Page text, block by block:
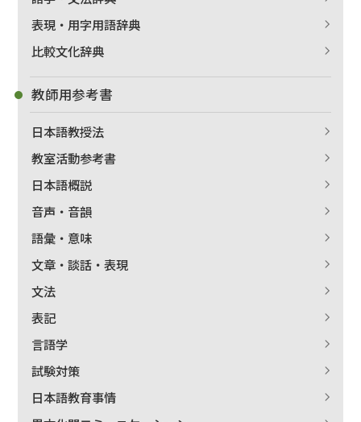
表現・用字用語辞典
比較文化辞典
教師用参考書
日本語教授法
教室活動参考書
日本語概説
音声・音韻
語彙・意味
文章・談話・表現
文法
表記
言語学
試験対策
日本語教育事情